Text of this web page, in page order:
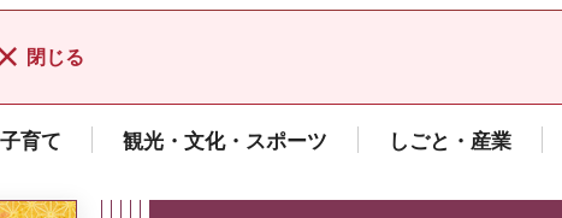
閉じる
育て 観光・文化・スポーツ しごと・産業